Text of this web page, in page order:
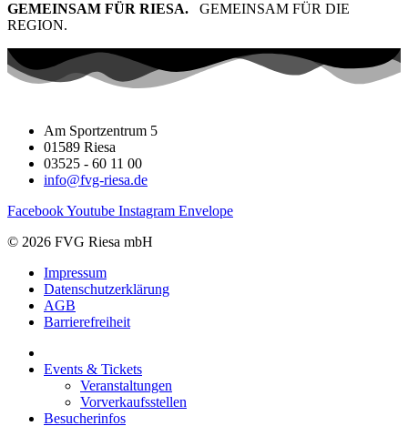
GEMEINSAM FÜR RIESA. GEMEINSAM FÜR DIE
REGION.
Am Sportzentrum 5
01589 Riesa
03525 - 60 11 00
info@fvg-riesa.de
FacebookYoutube Instagram Envelope
© 2026 FVG Riesa mbH
Impressum
Datenschutzerklärung
AGB
Barrierefreiheit
Events & Tickets
Veranstaltungen
Vorverkaufsstellen
Besucherinfos